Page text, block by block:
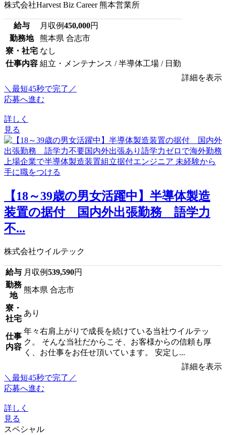
株式会社Harvest Biz Career 熊本営業所
給与 月収例450,000円
勤務地
熊本県 合志市
寮・社宅 なし
仕事内容 組立・メンテナンス / 半導体工場 / 日勤
詳細を表示
＼最短45秒で完了／
応募へ進む
詳しく
見る
【18～39歳の男女活躍中】半導体製造
装置の据付 国内外出張勤務 語学力
不...
株式会社ウイルテック
給与 月収例539,590円
勤務
地
熊本県 合志市
寮・
社宅
あり
仕事
内容
年々右肩上がりで成長を続けている当社ウイルテッ
ク。 そんな当社だからこそ、お客様からの信頼も厚
く、お仕事をお任せ頂いています。 安定し...
詳細を表示
＼最短45秒で完了／
応募へ進む
詳しく
見る
スペシャル